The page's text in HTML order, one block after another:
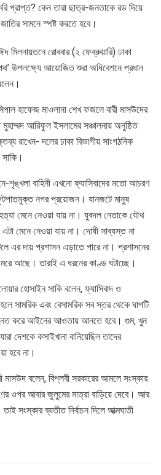
প্রাপ্ত? কেন তারা ছাত্র-জনতাকে রড দিয়ে
সামনে স্পষ্ট করতে হবে।
মিলনায়তনে রোববার (২ ফেব্রুয়ারি) ঢাকা
উপলক্ষ্যে আয়োজিত শুরা অধিবেশনে প্রধান
হাফেজ মাওলানা শেখ ফজলে বারী মাসউদের
মুহাম্মদ আরিফুল ইসলামের সঞ্চালনায় অনুষ্ঠিত
রাখেন- দলের ঢাকা বিভাগীয় সাংগঠনিক
বাহিনী এখনো ফ্যাসিবাদের মতো আচরণ
নগর প্রয়োজন। যানজটে মানুষ
মেনে নেওয়া যায় না। যুবদল নেতাকে যৌথ
এটা মেনে নেওয়া যায় না। দোষী সাব্যস্ত না
এর দায় প্রশাসন এড়াতে পারে না। প্রশাসনের
আছে। তারাই এ ধরনের কাণ্ড ঘটাচ্ছে।
হোসাইন সাকি বলেন, ফ্যাসিবাদ ও
সামরিক এবং বেসামরিক সব স্তর থেকে ঘাপটি
করে আইনের আওতায় আনতে হবে। গুম, খুন
দেশকে কসাইখানা বানিয়েছিল তাদের
হবে না।
বলেন, বিপ্লবী সরকারের আমলে সংস্কার
ওপর আবার জুলুমের মাত্রা বাড়িয়ে দেবে। আর
সংস্কার ব্যতীত নির্বাচন দিলে আত্মঘাতী